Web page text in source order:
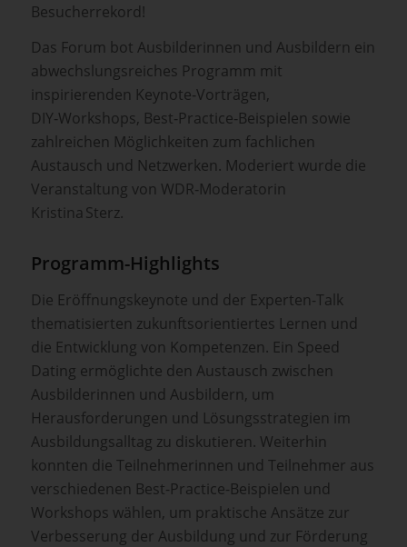
Besucherrekord!
Das Forum bot Ausbilderinnen und Ausbildern ein
abwechslungsreiches Programm mit
inspirierenden Keynote‑Vorträgen,
DIY‑Workshops, Best‑Practice‑Beispielen sowie
zahlreichen Möglichkeiten zum fachlichen
Austausch und Netzwerken. Moderiert wurde die
Veranstaltung von WDR‑Moderatorin
Kristina Sterz.
Programm-Highlights
Die Eröffnungskeynote und der Experten-Talk
thematisierten zukunftsorientiertes Lernen und
die Entwicklung von Kompetenzen. Ein Speed
Dating ermöglichte den Austausch zwischen
Ausbilderinnen und Ausbildern, um
Herausforderungen und Lösungsstrategien im
Ausbildungsalltag zu diskutieren. Weiterhin
konnten die Teilnehmerinnen und Teilnehmer aus
verschiedenen Best-Practice-Beispielen und
Workshops wählen, um praktische Ansätze zur
Verbesserung der Ausbildung und zur Förderung